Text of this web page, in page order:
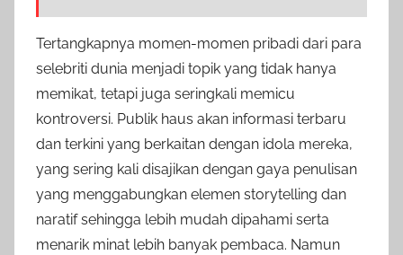
Tertangkapnya momen-momen pribadi dari para
selebriti dunia menjadi topik yang tidak hanya
memikat, tetapi juga seringkali memicu
kontroversi. Publik haus akan informasi terbaru
dan terkini yang berkaitan dengan idola mereka,
yang sering kali disajikan dengan gaya penulisan
yang menggabungkan elemen storytelling dan
naratif sehingga lebih mudah dipahami serta
menarik minat lebih banyak pembaca. Namun